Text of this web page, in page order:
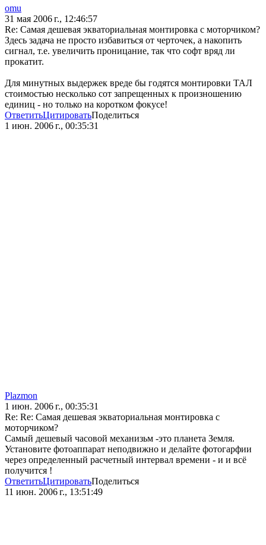
omu
31 мая 2006 г., 12:46:57
Re: Самая дешевая экваториальная монтировка с моторчиком?
Здесь задача не просто избавиться от черточек, а накопить
сигнал, т.е. увеличить проницание, так что софт вряд ли
прокатит.
Для минутных выдержек вреде бы годятся монтировки ТАЛ
стоимостью несколько сот запрещенных к произношению
единиц - но только на коротком фокусе!
ОтветитьЦитироватьПоделиться
1 июн. 2006 г., 00:35:31
Plazmon
1 июн. 2006 г., 00:35:31
Re: Re: Самая дешевая экваториальная монтировка с
моторчиком?
Самый дешевый часовой механизьм -это планета Земля.
Установите фотоаппарат неподвижно и делайте фотогарфии
через определенный расчетный интервал времени - и и всё
получится !
ОтветитьЦитироватьПоделиться
11 июн. 2006 г., 13:51:49